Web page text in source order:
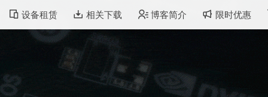
设备租赁 相关下载 博客简介 限时优惠